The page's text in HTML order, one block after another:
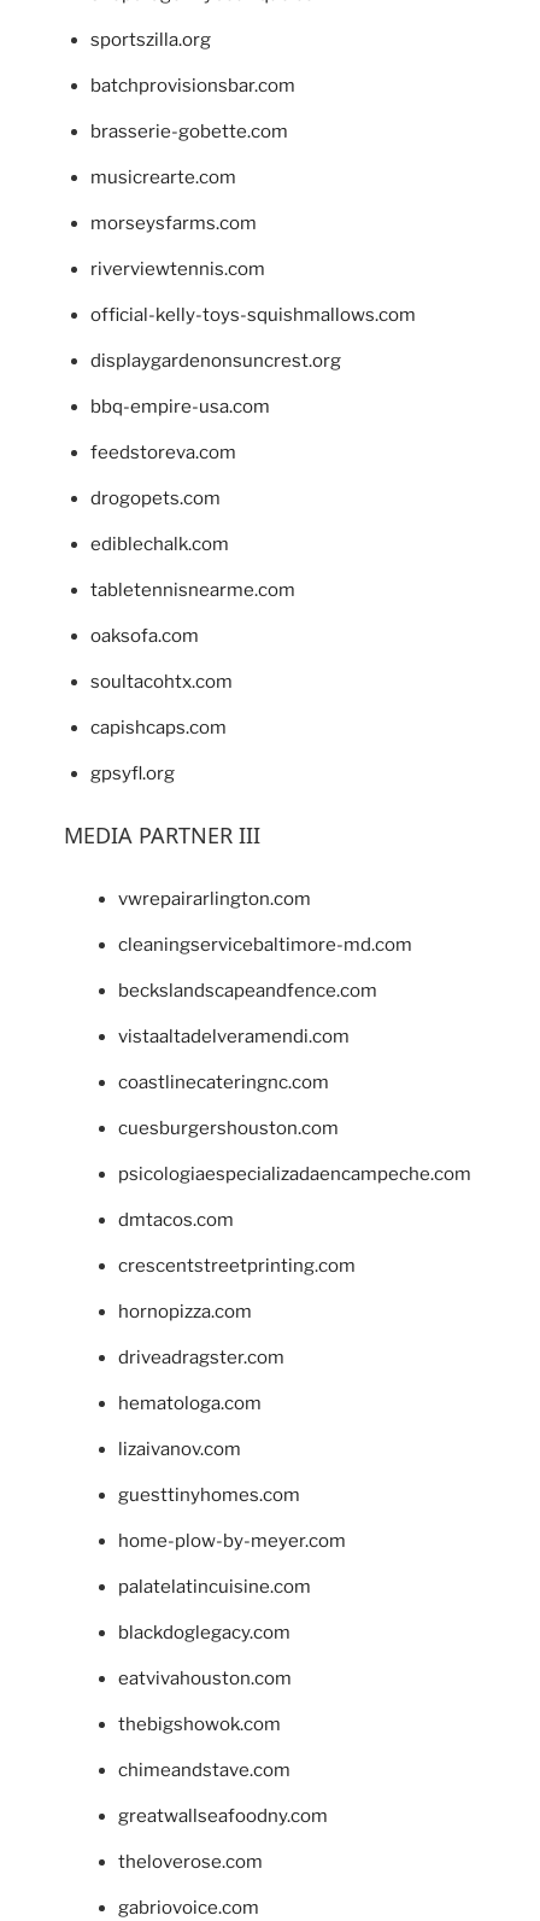
sportszilla.org
batchprovisionsbar.com
brasserie-gobette.com
musicrearte.com
morseysfarms.com
riverviewtennis.com
official-kelly-toys-squishmallows.com
displaygardenonsuncrest.org
bbq-empire-usa.com
feedstoreva.com
drogopets.com
ediblechalk.com
tabletennisnearme.com
oaksofa.com
soultacohtx.com
capishcaps.com
gpsyfl.org
MEDIA PARTNER III
vwrepairarlington.com
cleaningservicebaltimore-md.com
beckslandscapeandfence.com
vistaaltadelveramendi.com
coastlinecateringnc.com
cuesburgershouston.com
psicologiaespecializadaencampeche.com
dmtacos.com
crescentstreetprinting.com
hornopizza.com
driveadragster.com
hematologa.com
lizaivanov.com
guesttinyhomes.com
home-plow-by-meyer.com
palatelatincuisine.com
blackdoglegacy.com
eatvivahouston.com
thebigshowok.com
chimeandstave.com
greatwallseafoodny.com
theloverose.com
gabriovoice.com